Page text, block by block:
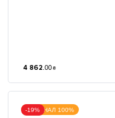
4 862.00 ₴
ОРИГІНАЛ 100%
-19%